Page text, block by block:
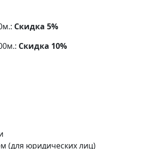
Скидка 5%
Скидка 10%
(для юридических лиц)